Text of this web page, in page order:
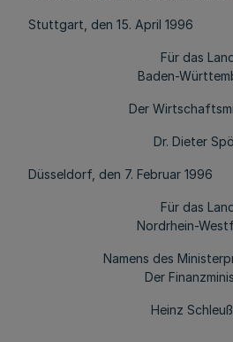
Stuttgart, den 15. April 1996
Für das
Baden-
Der
Dr. Dieter
Düsseldorf, den 7. Februar 1996
Für das
Nordrhein-
Namens des
Der
Heinz